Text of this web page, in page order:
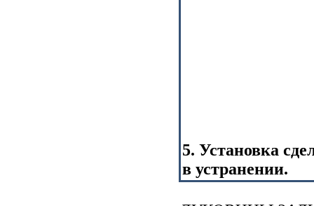
5. Установка
в устранении.